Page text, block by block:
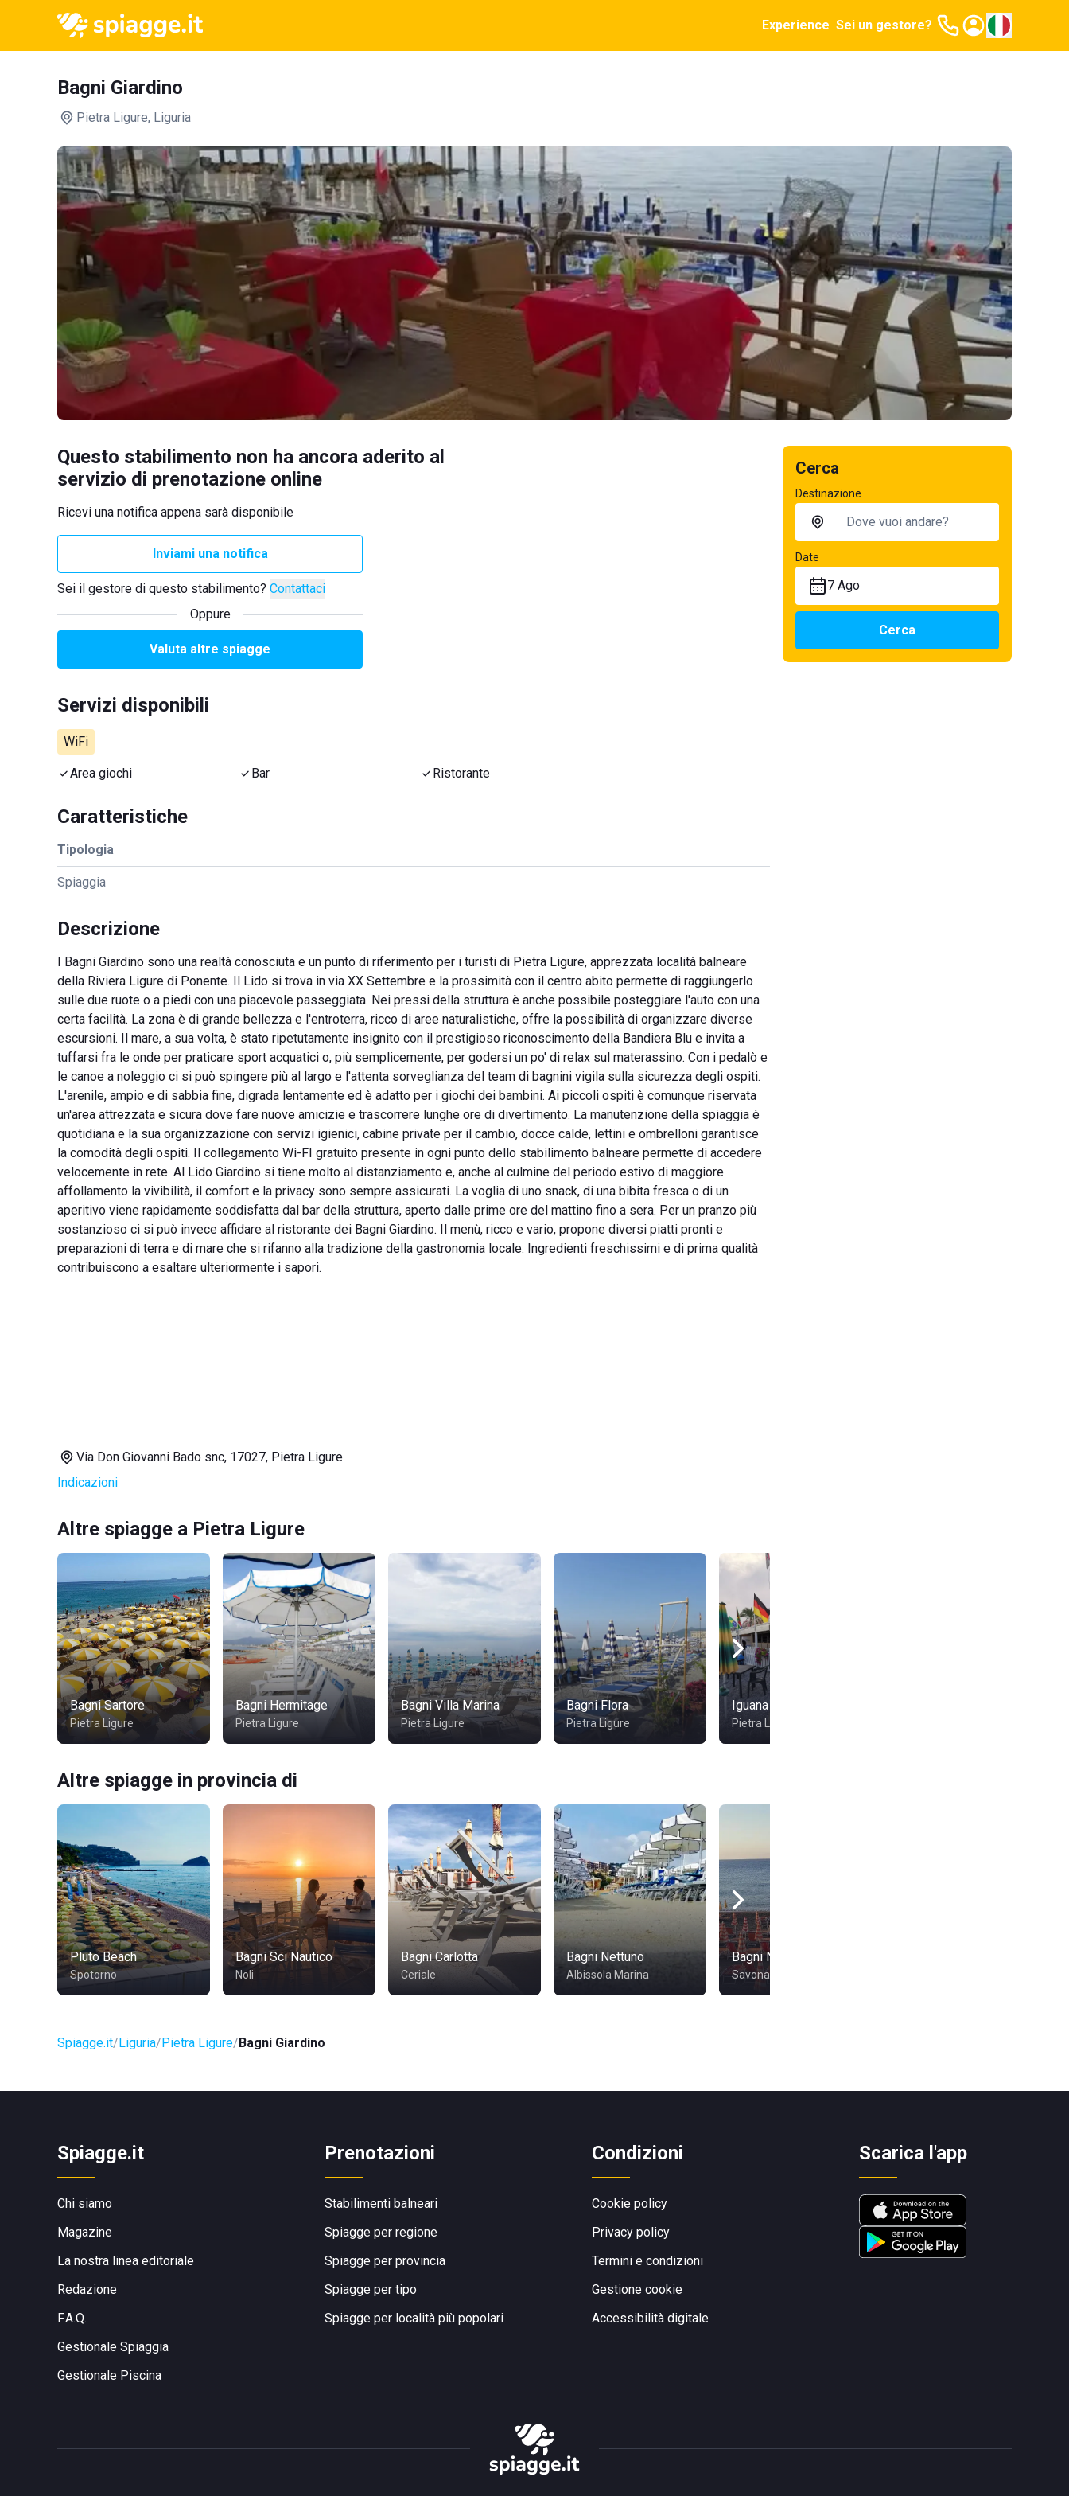
Experience Sei un gestore?
Bagni Giardino
Pietra Ligure, Liguria
Questo stabilimento non ha ancora aderito al
servizio di prenotazione online
Ricevi una notifica appena sarà disponibile
Inviami una notifica
Sei il gestore di questo stabilimento? Contattaci
Oppure
Valuta altre spiagge
Servizi disponibili
WiFi
Area giochi Bar Ristorante
Caratteristiche
Tipologia
Spiaggia
Descrizione
I Bagni Giardino sono una realtà conosciuta e un punto di riferimento per i turisti di Pietra Ligure, apprezzata località balneare
della Riviera Ligure di Ponente. Il Lido si trova in via XX Settembre e la prossimità con il centro abito permette di raggiungerlo
sulle due ruote o a piedi con una piacevole passeggiata. Nei pressi della struttura è anche possibile posteggiare l'auto con una
certa facilità. La zona è di grande bellezza e l'entroterra, ricco di aree naturalistiche, offre la possibilità di organizzare diverse
escursioni. Il mare, a sua volta, è stato ripetutamente insignito con il prestigioso riconoscimento della Bandiera Blu e invita a
tuffarsi fra le onde per praticare sport acquatici o, più semplicemente, per godersi un po' di relax sul materassino. Con i pedalò e
le canoe a noleggio ci si può spingere più al largo e l'attenta sorveglianza del team di bagnini vigila sulla sicurezza degli ospiti.
L'arenile, ampio e di sabbia fine, digrada lentamente ed è adatto per i giochi dei bambini. Ai piccoli ospiti è comunque riservata
un'area attrezzata e sicura dove fare nuove amicizie e trascorrere lunghe ore di divertimento. La manutenzione della spiaggia è
quotidiana e la sua organizzazione con servizi igienici, cabine private per il cambio, docce calde, lettini e ombrelloni garantisce
la comodità degli ospiti. Il collegamento Wi-FI gratuito presente in ogni punto dello stabilimento balneare permette di accedere
velocemente in rete. Al Lido Giardino si tiene molto al distanziamento e, anche al culmine del periodo estivo di maggiore
affollamento la vivibilità, il comfort e la privacy sono sempre assicurati. La voglia di uno snack, di una bibita fresca o di un
aperitivo viene rapidamente soddisfatta dal bar della struttura, aperto dalle prime ore del mattino fino a sera. Per un pranzo più
sostanzioso ci si può invece affidare al ristorante dei Bagni Giardino. Il menù, ricco e vario, propone diversi piatti pronti e
preparazioni di terra e di mare che si rifanno alla tradizione della gastronomia locale. Ingredienti freschissimi e di prima qualità
contribuiscono a esaltare ulteriormente i sapori.
Via Don Giovanni Bado snc, 17027, Pietra Ligure
Indicazioni
Altre spiagge a Pietra Ligure
Bagni Sartore
Pietra Ligure
Bagni Hermitage
Pietra Ligure
Bagni Villa Marina
Pietra Ligure
Bagni Flora
Pietra Ligure
Iguana Beach
Pietra Ligure
Altre spiagge in provincia di
Pluto Beach
Spotorno
Bagni Sci Nautico
Noli
Bagni Carlotta
Ceriale
Bagni Nettuno
Albissola Marina
Bagni Nilo
Savona
Spiagge.it Liguria Pietra Ligure Bagni Giardino
Cerca
Destinazione
Date
7 Ago
Cerca
Spiagge.it
Chi siamo
Magazine
La nostra linea editoriale
Redazione
F.A.Q.
Gestionale Spiaggia
Gestionale Piscina
Prenotazioni
Stabilimenti balneari
Spiagge per regione
Spiagge per provincia
Spiagge per tipo
Spiagge per località più popolari
Condizioni
Cookie policy
Privacy policy
Termini e condizioni
Gestione cookie
Accessibilità digitale
Scarica l'app